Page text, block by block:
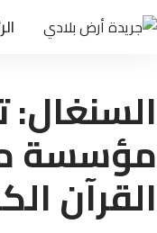
السنغال:
مؤسسة
القرآن